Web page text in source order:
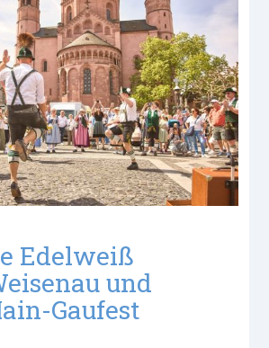
Edelweiß
und
Gaufest